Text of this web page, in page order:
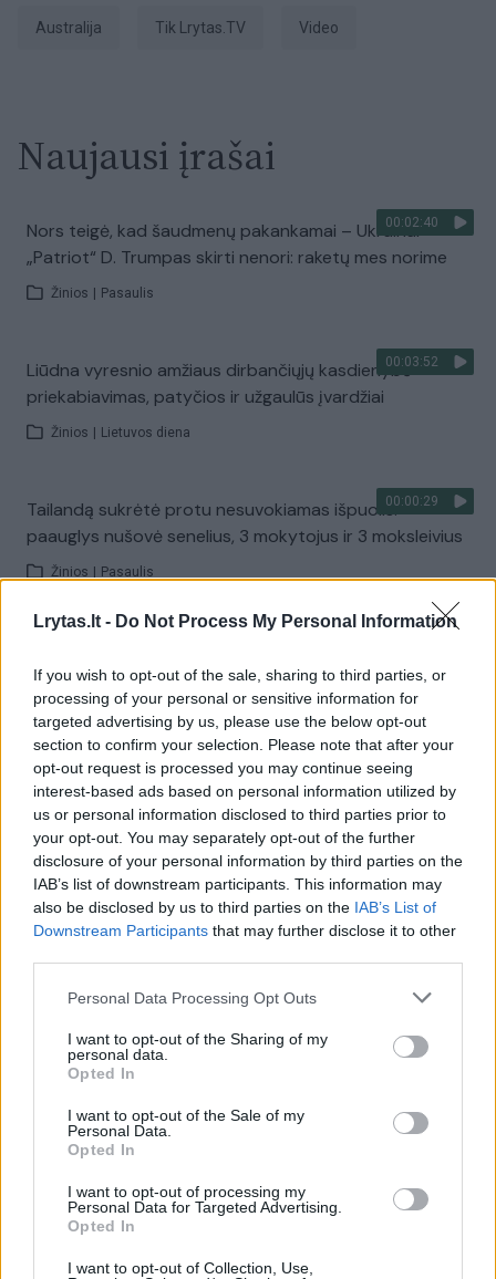
Lrytas.lt - Do Not Process My Personal Information
If you wish to opt-out of the sale, sharing to third parties, or
processing of your personal or sensitive information for
targeted advertising by us, please use the below opt-out
section to confirm your selection. Please note that after your
opt-out request is processed you may continue seeing
interest-based ads based on personal information utilized by
us or personal information disclosed to third parties prior to
your opt-out. You may separately opt-out of the further
disclosure of your personal information by third parties on the
IAB’s list of downstream participants. This information may
also be disclosed by us to third parties on the IAB’s List of
Downstream Participants that may further disclose it to other
Personal Data Processing Opt Outs
I want to opt-out of the Sharing of my
personal data.
Opted In
I want to opt-out of the Sale of my
Personal Data.
Opted In
I want to opt-out of processing my
Personal Data for Targeted Advertising.
Opted In
I want to opt-out of Collection, Use,
Australija tik Lrytas.TV Video
Naujausi įrašai
00:02:40
Nors teigė, kad šaudmenų pakankamai – Ukrainai
„Patriot“ D. Trumpas skirti nenori: raketų mes norime
Žinios Pasaulis
00:03:52
Liūdna vyresnio amžiaus dirbančiųjų kasdienybė –
priekabiavimas, patyčios ir užgaulūs įvardžiai
Žinios Lietuvos diena
00:00:29
Tailandą sukrėtė protu nesuvokiamas išpuolis:
paauglys nušovė senelius, 3 mokytojus ir 3 moksleivius
Žinios Pasaulis
apgynė čempionų vardą
Lietuvos diena
Visi įrašai
Žiūrimiausi įrašai
00:00:30
Vaizdai iš tragiškos avarijos Vilniaus r.: dviejų moterų ir
vaiko gyvybių išgelbėti nepavyko
Žinios Lietuvos diena
Savaitės vidurys nusimato karštas: temperatūra kils iki
32 laipsnių šilumos